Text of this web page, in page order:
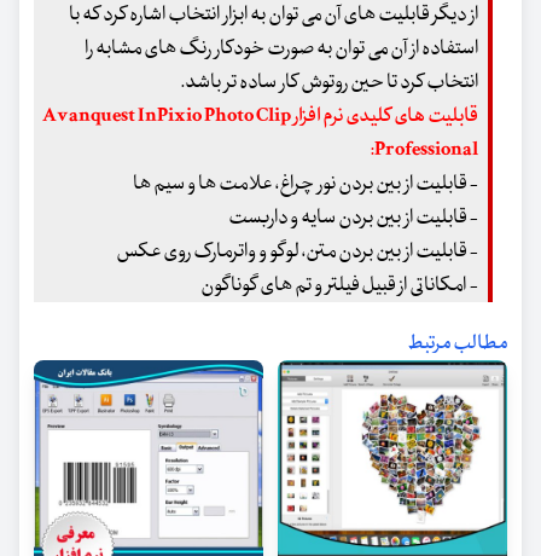
از دیگر قابلیت های آن می توان به ابزار انتخاب اشاره کرد که با
استفاده از آن می توان به صورت خودکار رنگ های مشابه را
انتخاب کرد تا حین روتوش کار ساده تر باشد.
قابلیت های کلیدی نرم افزار Avanquest InPixio Photo Clip
Professional:
- قابلیت از بین بردن نور چراغ، علامت ها و سیم ها
- قابلیت از بین بردن سایه و داربست
- قابلیت از بین بردن متن، لوگو و واترمارک روی عکس
- امکاناتی از قبیل فیلتر و تم های گوناگون
مطالب مرتبط